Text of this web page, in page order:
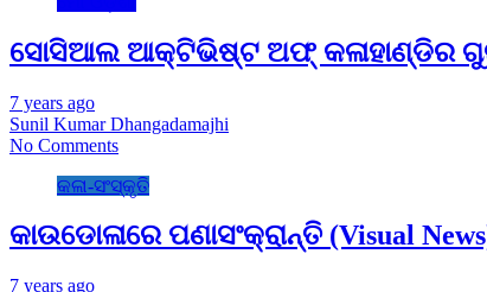
ସୋସିଆଲ ଆକ୍ଟିଭିଷ୍ଟ ଅଫ୍ କଳାହାଣ୍ଡିର
7 years ago
Sunil Kumar Dhangadamajhi
No Comments
କଳା-ସଂସ୍କୃତି
କାଉଡୋଳାରେ ପଣାସଂକ୍ରାନ୍ତି (Visual
7 years ago